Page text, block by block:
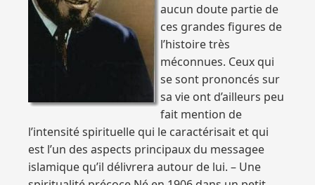
aucun doute partie de
ces grandes figures de
l’histoire très
méconnues. Ceux qui
se sont prononcés sur
sa vie ont d’ailleurs peu
fait mention de
l’intensité spirituelle qui le caractérisait et qui
est l’un des aspects principaux du messagee
islamique qu’il délivrera autour de lui. – Une